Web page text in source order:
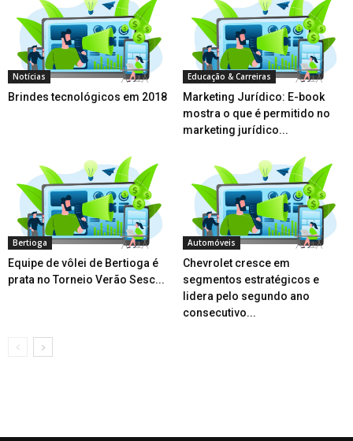
Notícias
Brindes tecnológicos em 2018
Educação & Carreiras
Marketing Jurídico: E-book
mostra o que é permitido no
marketing jurídico...
Bertioga
Equipe de vôlei de Bertioga é
prata no Torneio Verão Sesc...
Automóveis
Chevrolet cresce em
segmentos estratégicos e
lidera pelo segundo ano
consecutivo...